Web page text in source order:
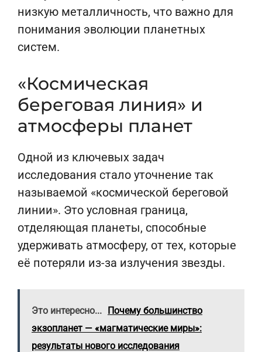
низкую металличность, что важно для
понимания эволюции планетных
систем.
«Космическая
береговая линия» и
атмосферы планет
Одной из ключевых задач
исследования стало уточнение так
называемой «космической береговой
линии». Это условная граница,
отделяющая планеты, способные
удерживать атмосферу, от тех, которые
её потеряли из-за излучения звезды.
Это интересно... Почему большинство
экзопланет — «магматические миры»:
результаты нового исследования